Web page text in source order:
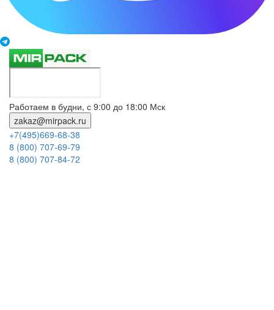
Работаем в будни, с 9:00 до 18:00 Мск
zakaz@mirpack.ru
+7(495)669-68-38
8 (800) 707-69-79
8 (800) 707-84-72